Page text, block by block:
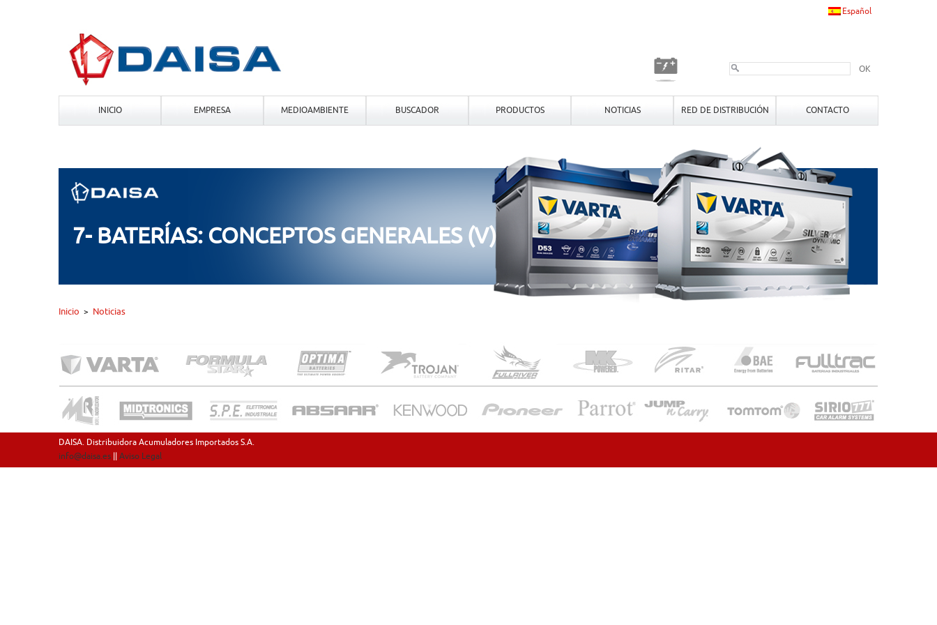
INICIO EMPRESA MEDIOAMBIENTE BUSCADOR PRODUCTOS NOTICIAS RED DE DISTRIBUCIÓN CONTACTO
Español
OK
7- BATERÍAS: CONCEPTOS GENERALES (V)
Inicio > Noticias
DAISA. Distribuidora Acumuladores Importados S.A.
info@daisa.es
Aviso Legal